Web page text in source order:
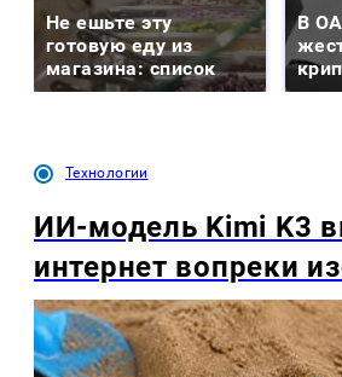
Не ешьте эту
готовую еду из
магазина: список
В
Технологии
ИИ-модель Kimi K3
интернет вопреки